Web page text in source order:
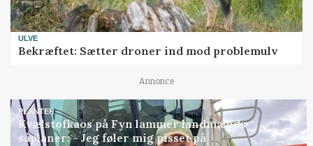
ULVE
Bekræftet: Sætter droner ind mod problemulv
Annonce
PLANTER
Kvælstofkaos på Fyn lammer landmænds
såplaner: - Jeg føler mig pisset på